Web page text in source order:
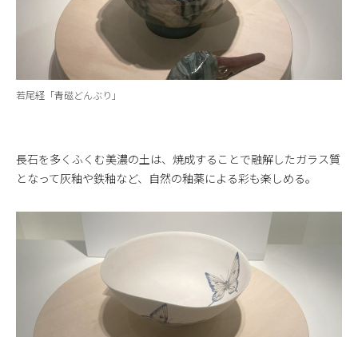
若尾経「青磁どんぶり」
長石を多くふくむ美濃の土は、焼成することで融解したガラス質
となって灰釉や鉄釉など、自然の釉薬による彩も楽しめる。